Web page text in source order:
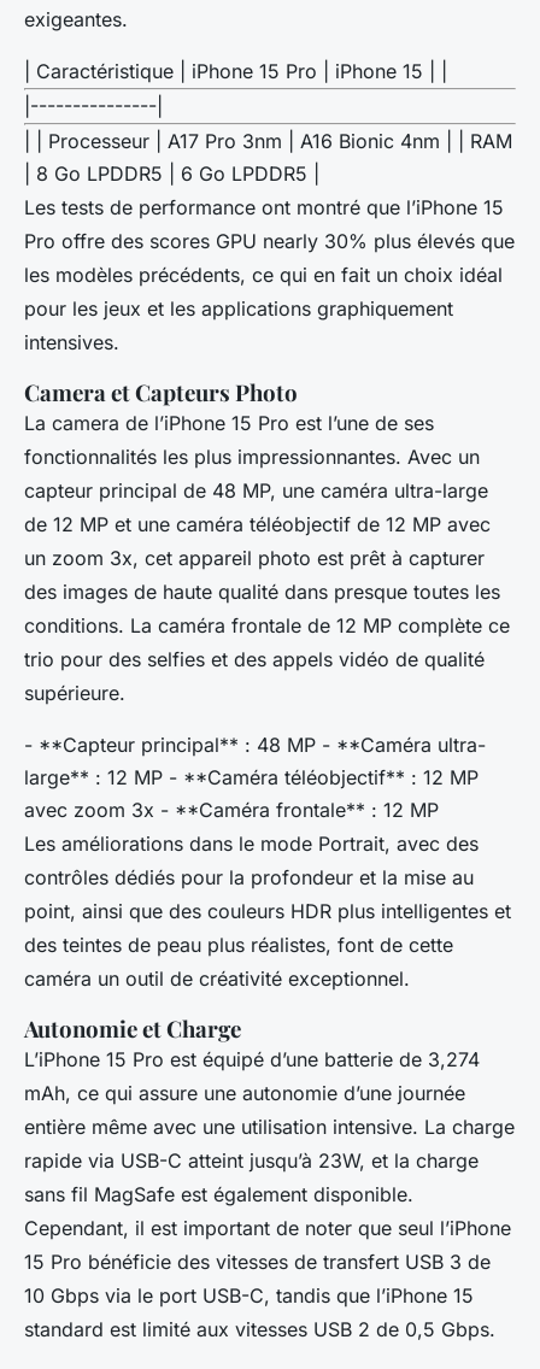
exigeantes.
| Caractéristique | iPhone 15 Pro | iPhone 15 | |
|---------------|
| | Processeur | A17 Pro 3nm | A16 Bionic 4nm | | RAM
| 8 Go LPDDR5 | 6 Go LPDDR5 |
Les tests de performance ont montré que l’iPhone 15
Pro offre des scores GPU nearly 30% plus élevés que
les modèles précédents, ce qui en fait un choix idéal
pour les jeux et les applications graphiquement
intensives.
Camera et Capteurs Photo
La camera de l’iPhone 15 Pro est l’une de ses
fonctionnalités les plus impressionnantes. Avec un
capteur principal de 48 MP, une caméra ultra-large
de 12 MP et une caméra téléobjectif de 12 MP avec
un zoom 3x, cet appareil photo est prêt à capturer
des images de haute qualité dans presque toutes les
conditions. La caméra frontale de 12 MP complète ce
trio pour des selfies et des appels vidéo de qualité
supérieure.
- **Capteur principal** : 48 MP - **Caméra ultra-
large** : 12 MP - **Caméra téléobjectif** : 12 MP
avec zoom 3x - **Caméra frontale** : 12 MP
Les améliorations dans le mode Portrait, avec des
contrôles dédiés pour la profondeur et la mise au
point, ainsi que des couleurs HDR plus intelligentes et
des teintes de peau plus réalistes, font de cette
caméra un outil de créativité exceptionnel.
Autonomie et Charge
L’iPhone 15 Pro est équipé d’une batterie de 3,274
mAh, ce qui assure une autonomie d’une journée
entière même avec une utilisation intensive. La charge
rapide via USB-C atteint jusqu’à 23W, et la charge
sans fil MagSafe est également disponible.
Cependant, il est important de noter que seul l’iPhone
15 Pro bénéficie des vitesses de transfert USB 3 de
10 Gbps via le port USB-C, tandis que l’iPhone 15
standard est limité aux vitesses USB 2 de 0,5 Gbps.